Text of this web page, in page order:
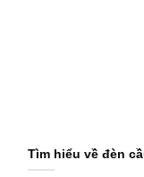
Tìm hiểu về đèn